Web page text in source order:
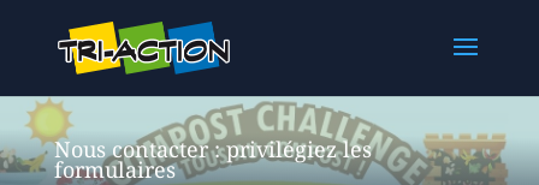
Nous contacter : privilégiez les
formulaires